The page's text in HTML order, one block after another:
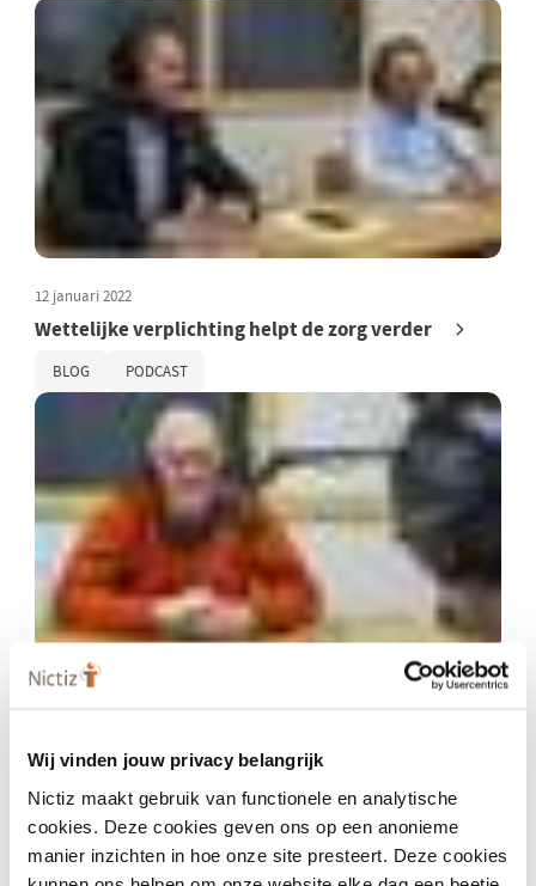
Wij vinden jouw privacy belangrijk
Nictiz maakt gebruik van functionele en analytische
cookies. Deze cookies geven ons op een anonieme
manier inzichten in hoe onze site presteert. Deze cookies
12 januari 2022
Wettelijke verplichting helpt de zorg verder
BLOG PODCAST
22 december 2021
BLOG PODCAST